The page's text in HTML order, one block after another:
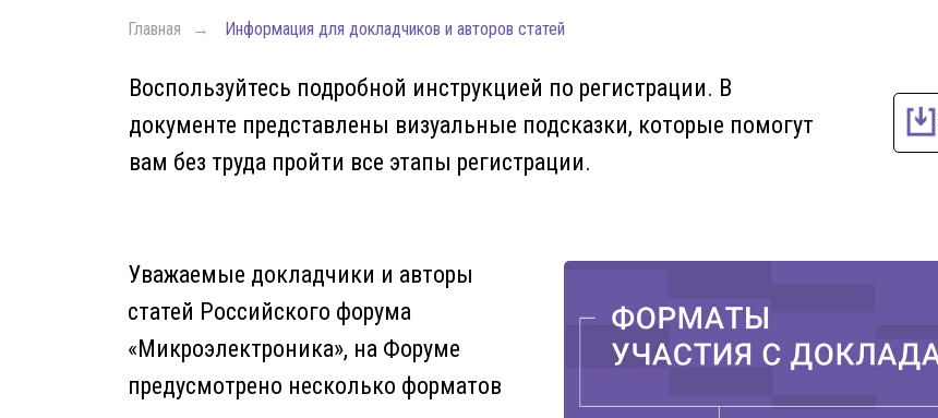
Главная → Информация для докладчиков и авторов статей
Воспользуйтесь подробной инструкцией по регистрации. В
документе представлены визуальные подсказки, которые помогут
вам без труда пройти все этапы регистрации.
Уважаемые докладчики и авторы
статей Российского форума
«Микроэлектроника», на Форуме
предусмотрено несколько форматов